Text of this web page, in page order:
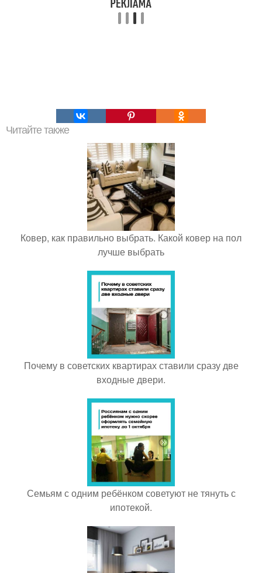
Читайте также
Ковер, как правильно выбрать. Какой ковер на пол
лучше выбрать
Почему в советских квартирах ставили сразу две
входные двери.
Семьям с одним ребёнком советуют не тянуть с
ипотекой.